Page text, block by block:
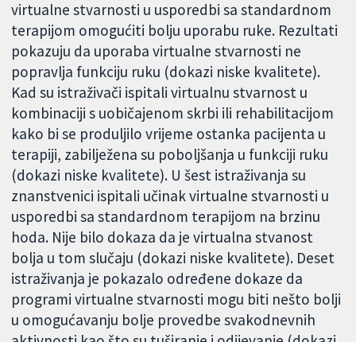
virtualne stvarnosti u usporedbi sa standardnom
terapijom omogućiti bolju uporabu ruke. Rezultati
pokazuju da uporaba virtualne stvarnosti ne
popravlja funkciju ruku (dokazi niske kvalitete).
Kad su istraživači ispitali virtualnu stvarnost u
kombinaciji s uobičajenom skrbi ili rehabilitacijom
kako bi se produljilo vrijeme ostanka pacijenta u
terapiji, zabilježena su poboljšanja u funkciji ruku
(dokazi niske kvalitete). U šest istraživanja su
znanstvenici ispitali učinak virtualne stvarnosti u
usporedbi sa standardnom terapijom na brzinu
hoda. Nije bilo dokaza da je virtualna stvanost
bolja u tom slučaju (dokazi niske kvalitete). Deset
istraživanja je pokazalo određene dokaze da
programi virtualne stvarnosti mogu biti nešto bolji
u omogućavanju bolje provedbe svakodnevnih